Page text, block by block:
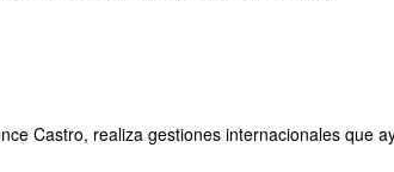
Castro, realiza gestiones internacionales que